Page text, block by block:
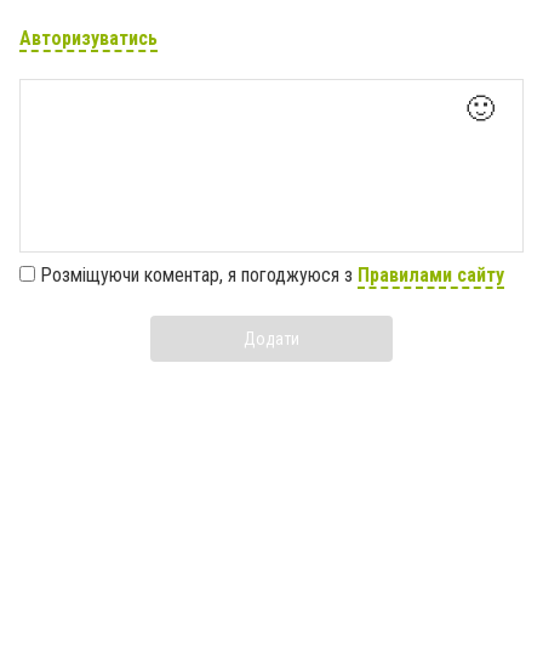
Авторизуватись
🙂
Розміщуючи коментар, я погоджуюся з Правилами сайту
Додати